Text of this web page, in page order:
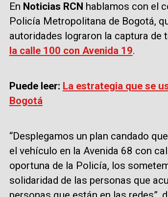
En Noticias RCN hablamos con el
Policía Metropolitana de Bogotá,
autoridades lograron la captura de
la calle 100 con Avenida 19.
Puede leer: La estrategia que se
Bogotá
“Desplegamos un plan candado
el vehículo en la Avenida 68 con
oportuna de la Policía, los
solidaridad de las personas que